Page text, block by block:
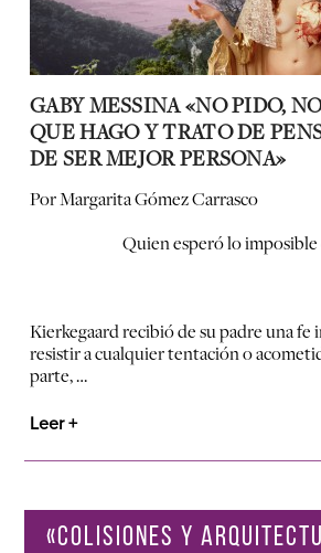
GABY MESSINA «NO PIDO,
QUE HAGO Y TRATO DE
DE SER MEJOR PERSONA»
Por Margarita Gómez Carrasco
Quien esperó lo imposible
Kierkegaard recibió de su padre una fe
resistir a cualquier tentación o
parte, …
Leer +
«COLISIONES Y